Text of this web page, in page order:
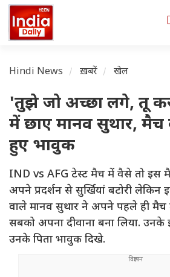
Hindi News ख़बरें खेल
'तुझे जो अच्छा लगे, तू
में छाए मानव सुथार, मैच
हुए भावुक
IND vs AFG टेस्ट मैच में वैसे तो इस
अपने प्रदर्शन से सुर्खियां बटोरी
वाले मानव सुथार ने अपने पहले ही
सबको अपना दीवाना बना लिया. उनके
उनके पिता भावुक दिखे.